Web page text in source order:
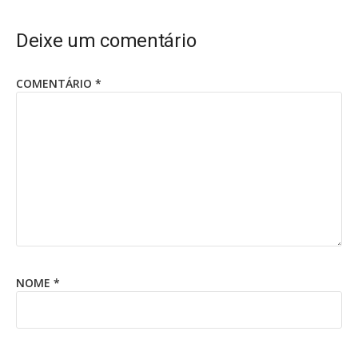
Deixe um comentário
COMENTÁRIO *
NOME *